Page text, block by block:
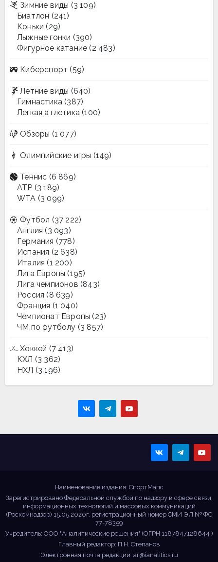
Зимние виды (3 109)
Биатлон (241)
Коньки (29)
Лыжные гонки (390)
Фигурное катание (2 483)
Киберспорт (59)
Летние виды (640)
Гимнастика (387)
Легкая атлетика (100)
Обзоры (1 077)
Олимпийские игры (149)
Теннис (6 869)
ATP (3 189)
WTA (3 099)
Футбол (37 222)
Англия (3 093)
Германия (778)
Испания (2 638)
Италия (1 200)
Лига Европы (195)
Лига чемпионов (843)
Россия (8 639)
Франция (1 040)
Чемпионат Европы (23)
ЧМ по футболу (3 857)
Хоккей (7 413)
КХЛ (3 362)
НХЛ (3 196)
Наименование издания: СпортМапс
Зарегистрировано Федеральной службой по надзору в сфере связи,
информационных технологий и массовых коммуникаций
(Роскомнадзор) 15.05.2020г. регистрационный номер СМИ ЭЛ № ФС
77-78359
Учредитель: ООО "Аналитические решения" (ОГРН 1187847128644 )
Главный редактор: П.Н. Степанов
Электронная почта редакции: ar@ianalitics.ru